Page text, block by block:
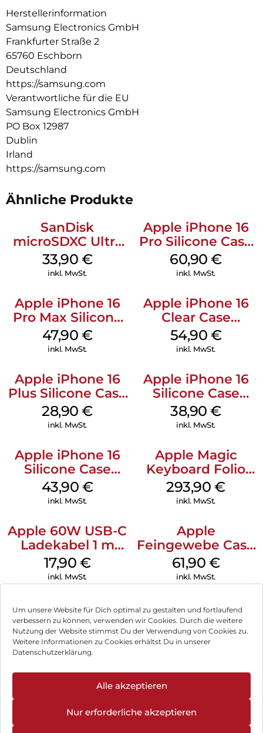
Um unsere Website für Dich optimal zu gestalten und fortlaufend
verbessern zu können, verwenden wir Cookies. Durch die weitere
Nutzung der Website stimmst Du der Verwendung von Cookies zu.
Weitere Informationen zu Cookies erhältst Du in unserer
Datenschutzerklärung.
Alle akzeptieren
Nur erforderliche akzeptieren
Ganz klar dein Style
Du kannst dein Clear Cover with Ring ganz einfach
personalisieren, indem du es mit Stickern deiner Wahl
wird.
Herstellerinformation
Samsung Electronics GmbH
Frankfurter Straße 2
65760 Eschborn
Deutschland
https://samsung.com
Verantwortliche für die EU
Samsung Electronics GmbH
PO Box 12987
Dublin
Irland
https://samsung.com
Ähnliche Produkte
SanDisk
microSDXC Ultra
128 GB + Adapter
Mobile
33,90 €
inkl. MwSt.
Apple iPhone 16
Pro Silicone Case
MagSafe Stone
Gray
60,90€
inkl. MwSt.
Apple iPhone 16
Pro Max Silicone
Case MagSafe
Black
47,90 €
inkl. MwSt.
Apple iPhone 16
Clear Case
MagSafe
Transparent
54,90 €
inkl. MwSt.
Apple iPhone 16
Plus Silicone Case
MagSafe Black
28,90€
inkl. MwSt.
Apple iPhone 16
Silicone Case
MagSafe
Ultramarine
38,90€
inkl. MwSt.
Apple iPhone 16
Silicone Case
MagSafe Plum
43,90 €
inkl. MwSt.
Apple Magic
Keyboard Folio
iPad 10.9″ (10.Gen.)
Weiß
293,90€
inkl. MwSt.
Apple 60W USB-C
Ladekabel 1 m
Weiß
17,90 €
inkl. MwSt.
Apple
Feingewebe Case
iPhone 15 Pro
MagSafe Schwarz
61,90 €
inkl. MwSt.
Impressum
Hinweis zur Batterieentsorgung